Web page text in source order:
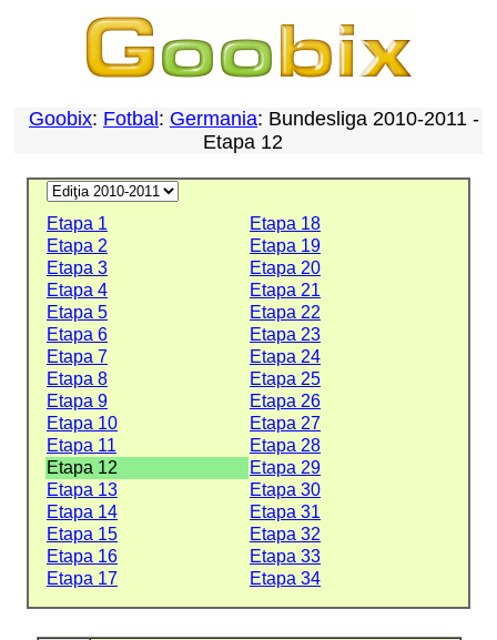
Goobix: Fotbal : Germania: Bundesliga 2010-2011 -
Etapa 12
Etapa 1
Etapa 18
Etapa 2
Etapa 19
Etapa 3
Etapa 20
Etapa 4
Etapa 21
Etapa 5
Etapa 22
Etapa 6
Etapa 23
Etapa 7
Etapa 24
Etapa 8
Etapa 25
Etapa 9
Etapa 26
Etapa 10
Etapa 27
Etapa 11
Etapa 28
Etapa 12
Etapa 29
Etapa 13
Etapa 30
Etapa 14
Etapa 31
Etapa 15
Etapa 32
Etapa 16
Etapa 33
Etapa 17
Etapa 34